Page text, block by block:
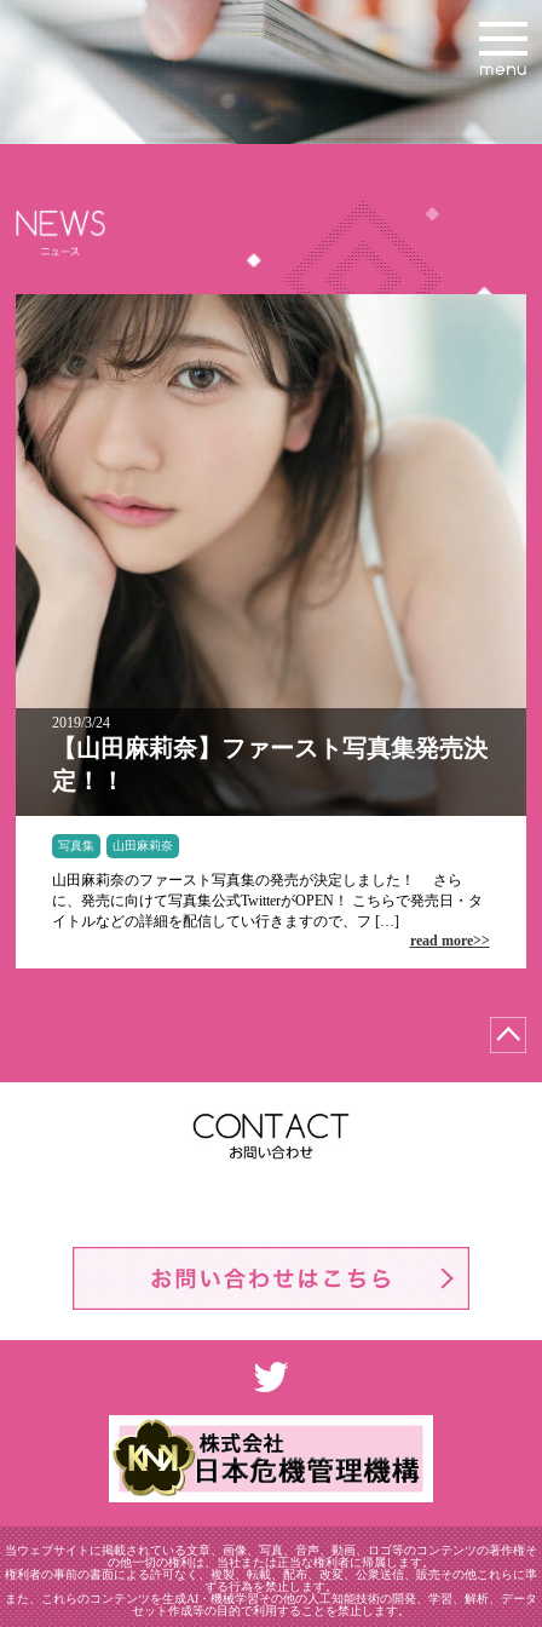
2019/3/24
【山田麻莉奈】ファースト写真集発売決
定！！
写真集 山田麻莉奈
山田麻莉奈のファースト写真集の発売が決定しました！ さら
に、発売に向けて写真集公式TwitterがOPEN！ こちらで発売日・タ
イトルなどの詳細を配信してい行きますので、フ […]
read more>>
当ウェブサイトに掲載されている文章、画像、写真、音声、動画、ロゴ等のコンテンツの著作権そ
の他一切の権利は、当社または正当な権利者に帰属します。
権利者の事前の書面による許可なく、複製、転載、配布、改変、公衆送信、販売その他これらに準
ずる行為を禁止します。
また、これらのコンテンツを生成AI・機械学習その他の人工知能技術の開発、学習、解析、データ
セット作成等の目的で利用することを禁止します。